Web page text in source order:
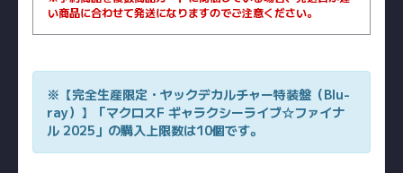
い商品に合わせて発送になりますのでご注意ください。
※【完全生産限定・ヤックデカルチャー特装盤（Blu-
ray）】「マクロスF ギャラクシーライブ☆ファイナ
ル 2025」の購入上限数は10個です。